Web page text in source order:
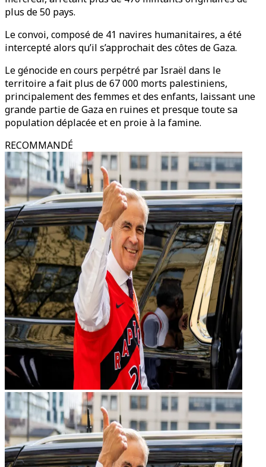
plus de 50 pays.
Le convoi, composé de 41 navires humanitaires, a été
intercepté alors qu’il s’approchait des côtes de Gaza.
Le génocide en cours perpétré par Israël dans le
territoire a fait plus de 67 000 morts palestiniens,
principalement des femmes et des enfants, laissant une
grande partie de Gaza en ruines et presque toute sa
population déplacée et en proie à la famine.
RECOMMANDÉ